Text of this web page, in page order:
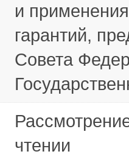
и
гарантий,
Совета
чтении